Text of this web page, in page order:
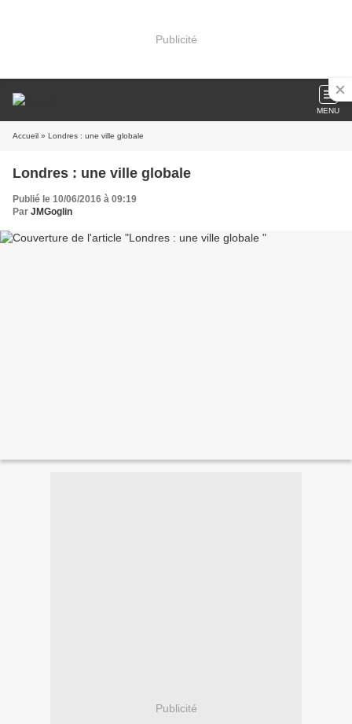
Publicité
MENU
Accueil » Londres : une ville globale
Londres : une ville globale
Publié le 10/06/2016 à 09:19
Par JMGoglin
Publicité